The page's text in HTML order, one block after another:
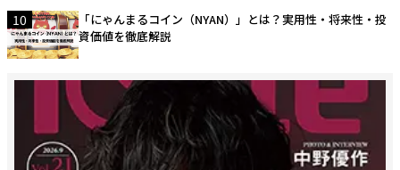
10
「にゃんまるコイン（NYAN）」とは？実用性・将来性・投
資価値を徹底解説